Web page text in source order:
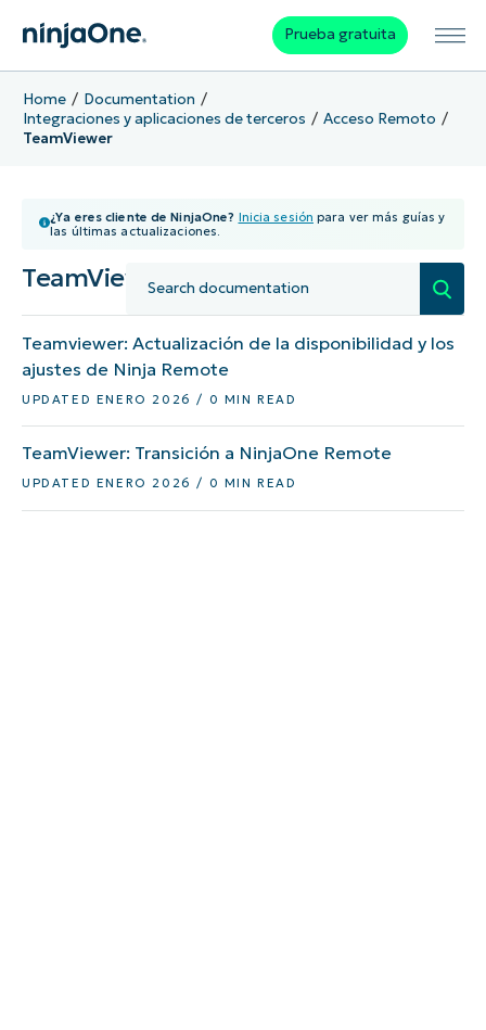
Prueba gratuita
Home
Documentation
Integraciones y aplicaciones de terceros
Acceso Remoto
TeamViewer
¿Ya eres cliente de NinjaOne? Inicia sesión para ver más guías y
las últimas actualizaciones.
TeamViewer
Teamviewer: Actualización de la disponibilidad y los
ajustes de Ninja Remote
UPDATED ENERO 2026 / 0 MIN READ
TeamViewer: Transición a NinjaOne Remote
UPDATED ENERO 2026 / 0 MIN READ